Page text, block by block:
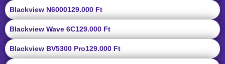
Blackview N6000129.000 Ft
Blackview Wave 6C129.000 Ft
Blackview BV5300 Pro129.000 Ft